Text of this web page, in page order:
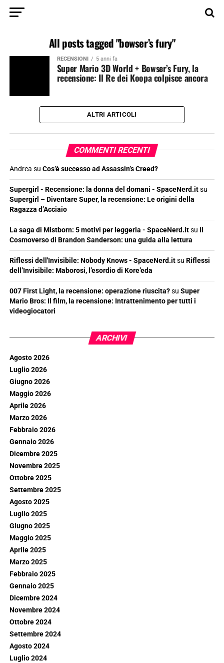
All posts tagged "bowser’s fury"
RECENSIONI 5 anni fa
Super Mario 3D World + Bowser’s Fury, la
recensione: Il Re dei Koopa colpisce ancora
ALTRI ARTICOLI
COMMENTI RECENTI
Andrea su Cos’è successo ad Assassin’s Creed?
Supergirl - Recensione: la donna del domani - SpaceNerd.itsu
Supergirl – Diventare Super, la recensione: Le origini della
Ragazza d’Acciaio
La saga di Mistborn: 5 motivi per leggerla - SpaceNerd.itsu Il
Cosmoverso di Brandon Sanderson: una guida alla lettura
Riflessi dell'Invisibile: Nobody Knows - SpaceNerd.itsu Riflessi
dell’Invisibile: Maborosi, l’esordio di Kore’eda
007 First Light, la recensione: operazione riuscita?su Super
Mario Bros: Il film, la recensione: Intrattenimento per tutti i
videogiocatori
ARCHIVI
Agosto 2026
Luglio 2026
Giugno 2026
Maggio 2026
Aprile 2026
Marzo 2026
Febbraio 2026
Gennaio 2026
Dicembre 2025
Novembre 2025
Ottobre 2025
Settembre 2025
Agosto 2025
Luglio 2025
Giugno 2025
Maggio 2025
Aprile 2025
Marzo 2025
Febbraio 2025
Gennaio 2025
Dicembre 2024
Novembre 2024
Ottobre 2024
Settembre 2024
Agosto 2024
Luglio 2024